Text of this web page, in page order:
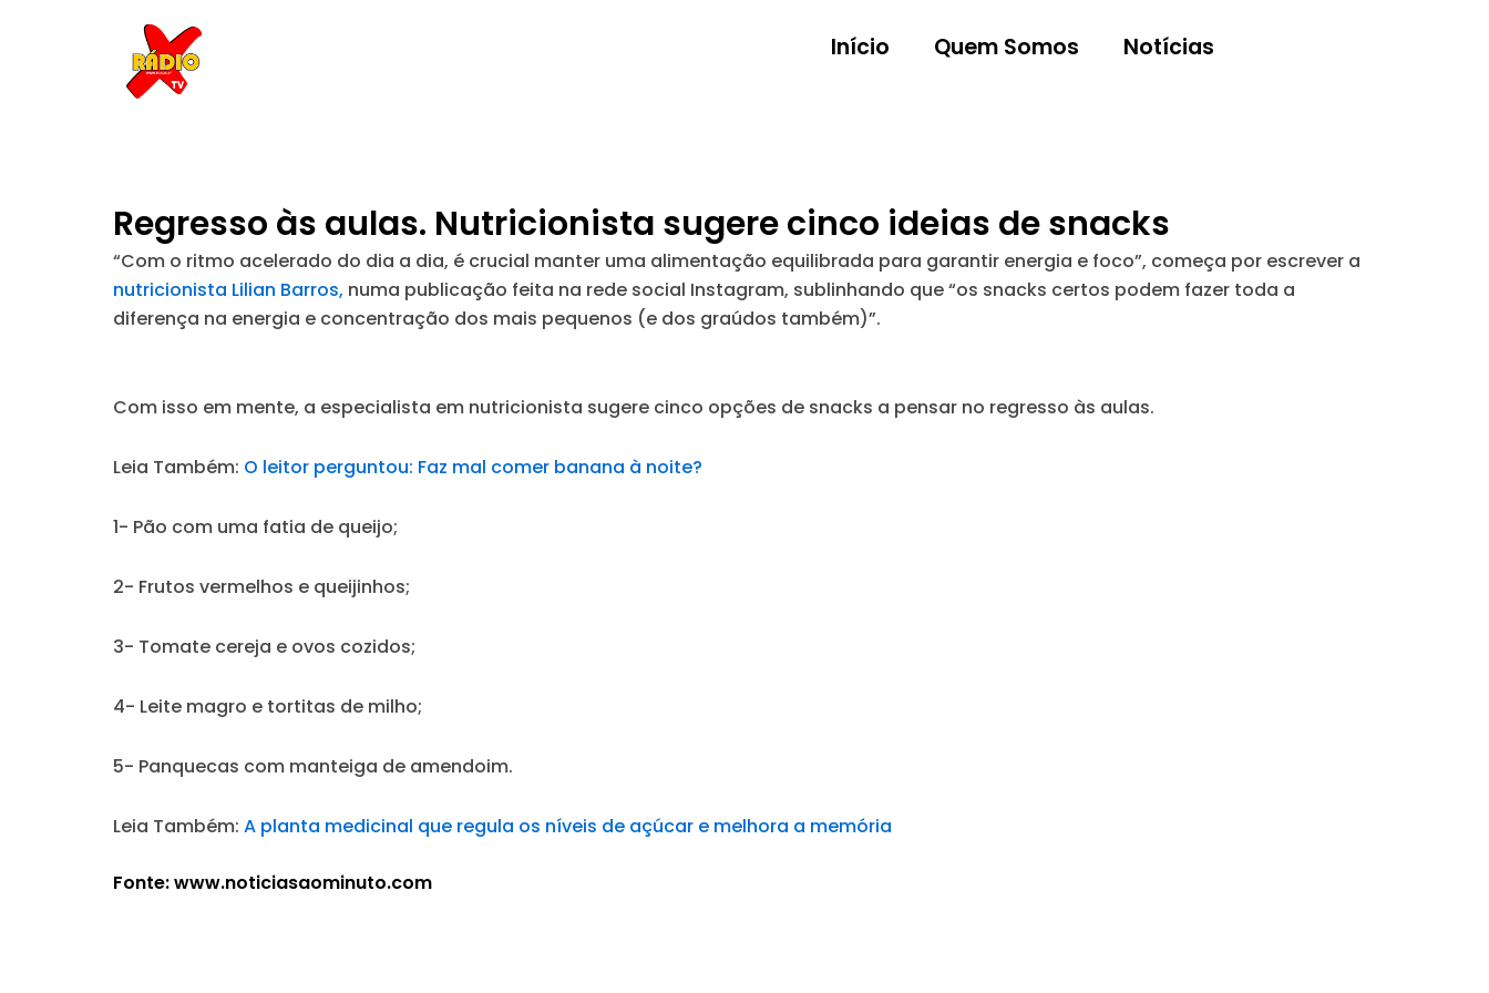
Início Quem Somos Notícias
Regresso às aulas. Nutricionista sugere cinco ideias de snacks
“Com o ritmo acelerado do dia a dia, é crucial manter uma alimentação equilibrada para garantir energia e foco”, começa por escrever a
nutricionista Lilian Barros, numa publicação feita na rede social Instagram, sublinhando que “os snacks certos podem fazer toda a
diferença na energia e concentração dos mais pequenos (e dos graúdos também)”.
Com isso em mente, a especialista em nutricionista sugere cinco opções de snacks a pensar no regresso às aulas.
Leia Também: O leitor perguntou: Faz mal comer banana à noite?
1- Pão com uma fatia de queijo;
2- Frutos vermelhos e queijinhos;
3- Tomate cereja e ovos cozidos;
4- Leite magro e tortitas de milho;
5- Panquecas com manteiga de amendoim.
Leia Também: A planta medicinal que regula os níveis de açúcar e melhora a memória
Fonte: www.noticiasaominuto.com